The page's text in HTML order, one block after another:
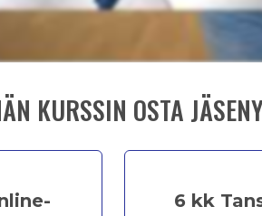
KURSSIN OSTA
6 kk